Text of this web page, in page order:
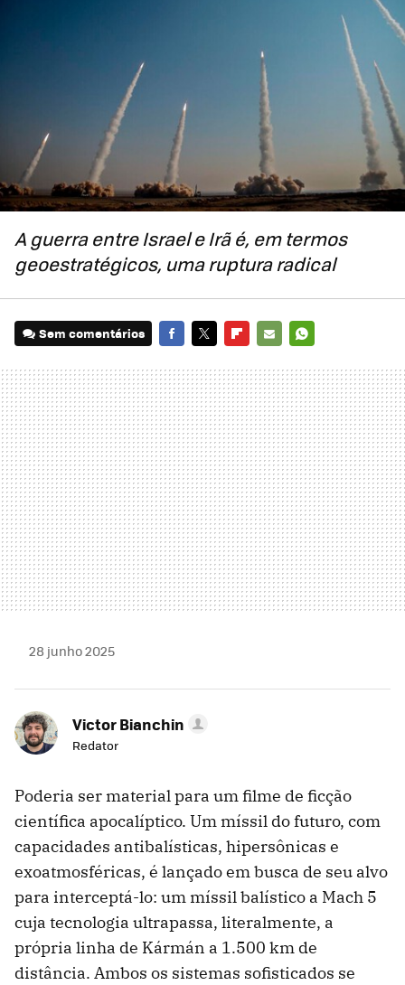
A guerra entre Israel e Irã é, em termos
geoestratégicos, uma ruptura radical
Sem comentários
MAIL
28 junho 2025
Victor Bianchin
Redator
Poderia ser material para um filme de ficção
científica apocalíptico. Um míssil do futuro, com
capacidades antibalísticas, hipersônicas e
exoatmosféricas, é lançado em busca de seu alvo
para interceptá-lo: um míssil balístico a Mach 5
cuja tecnologia ultrapassa, literalmente, a
própria linha de Kármán a 1.500 km de
distância. Ambos os sistemas sofisticados se